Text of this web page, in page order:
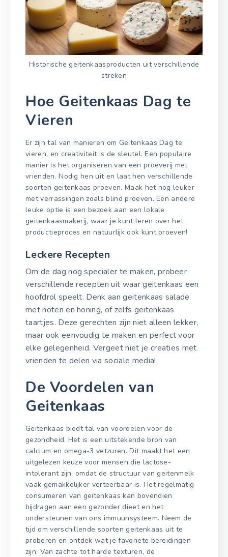
Historische geitenkaasproducten uit verschillende
streken
Hoe Geitenkaas Dag te
Vieren
Er zijn tal van manieren om Geitenkaas Dag te
vieren, en creativiteit is de sleutel. Een populaire
manier is het organiseren van een proeverij met
vrienden. Nodig hen uit en laat hen verschillende
soorten geitenkaas proeven. Maak het nog leuker
met verrassingen zoals blind proeven. Een andere
leuke optie is een bezoek aan een lokale
geitenkaasmakerij, waar je kunt leren over het
productieproces en natuurlijk ook kunt proeven!
Leckere Recepten
Om de dag nog specialer te maken, probeer
verschillende recepten uit waar geitenkaas een
hoofdrol speelt. Denk aan geitenkaas salade
met noten en honing, of zelfs geitenkaas
taartjes. Deze gerechten zijn niet alleen lekker,
maar ook eenvoudig te maken en perfect voor
elke gelegenheid. Vergeet niet je creaties met
vrienden te delen via sociale media!
De Voordelen van
Geitenkaas
Geitenkaas biedt tal van voordelen voor de
gezondheid. Het is een uitstekende bron van
calcium en omega-3 vetzuren. Dit maakt het een
uitgelezen keuze voor mensen die lactose-
intolerant zijn, omdat de structuur van geitenmelk
vaak gemakkelijker verteerbaar is. Het regelmatig
consumeren van geitenkaas kan bovendien
bijdragen aan een gezonder dieet en het
ondersteunen van ons immuunsysteem. Neem de
tijd om verschillende soorten geitenkaas uit te
proberen en ontdek wat je favoriete bereidingen
zijn. Van zachte tot harde texturen, de